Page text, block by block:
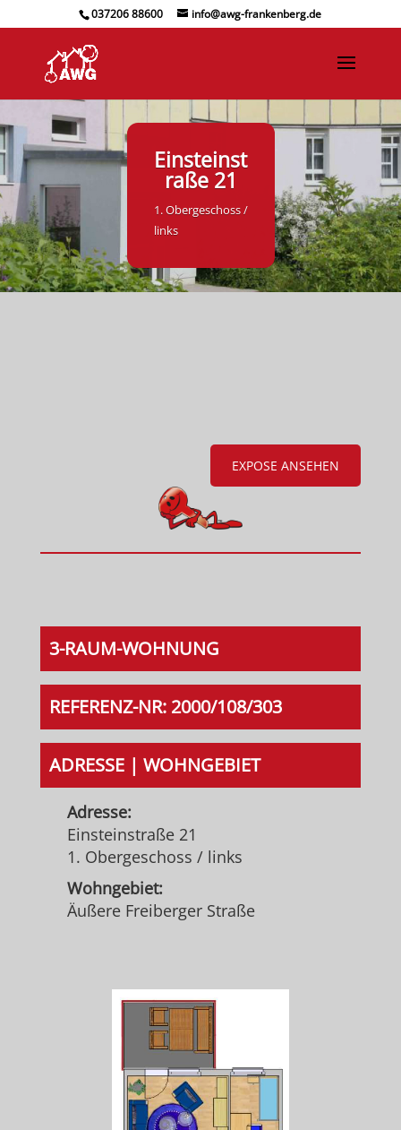
037206 88600 info@awg-frankenberg.de
Einsteinst
raße 21
1. Obergeschoss /
links
EXPOSE ANSEHEN
3-RAUM-WOHNUNG
REFERENZ-NR: 2000/108/303
ADRESSE | WOHNGEBIET
Adresse:
Einsteinstraße 21
1. Obergeschoss / links
Wohngebiet:
Äußere Freiberger Straße